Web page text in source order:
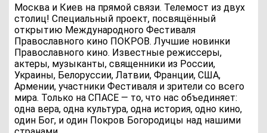
Москва и Киев на прямой связи. Телемост из двух
столиц! Специальный проект, посвящённый
открытию Международного Фестиваля
Православного кино ПОКРОВ. Лучшие новинки
Православного кино. Известные режиссеры,
актеры, музыканты, священники из России,
Украины, Белоруссии, Латвии, Франции, США,
Армении, участники Фестиваля и зрители со всего
мира. Только на СПАСЕ — то, что нас объединяет:
одна вера, одна культура, одна история, одно кино,
один Бог, и один Покров Богородицы над нашими